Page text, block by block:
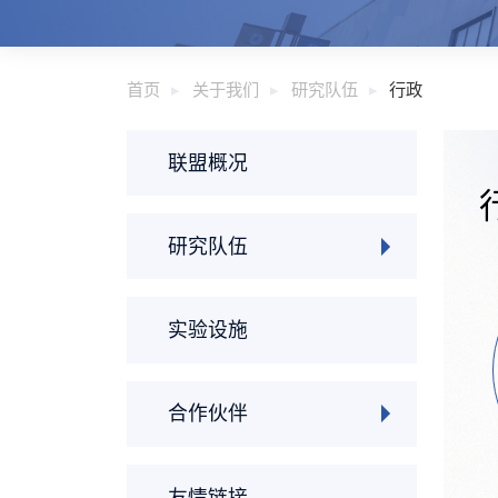
首页 关于我们 研究队伍 行政
联盟概况
研究队伍
实验设施
合作伙伴